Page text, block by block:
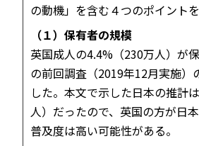
の動機」を含む４つのポイント
（１）保有者の規模
英国成人の4.4%（230万人）が
の前回調査（2019年12月実施）
した。本文で示した日本の推計
人）だったので、英国の方が日
普及度は高い可能性がある。